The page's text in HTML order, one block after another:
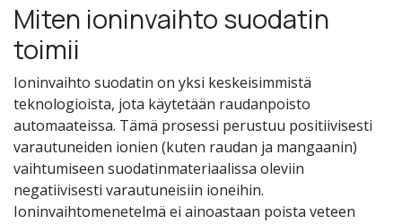
Miten ioninvaihto suodatin
toimii
Ioninvaihto suodatin on yksi keskeisimmistä
teknologioista, jota käytetään raudanpoisto
automaateissa. Tämä prosessi perustuu positiivisesti
varautuneiden ionien (kuten raudan ja mangaanin)
vaihtumiseen suodatinmateriaalissa oleviin
negatiivisesti varautuneisiin ioneihin.
Ioninvaihtomenetelmä ei ainoastaan poista veteen